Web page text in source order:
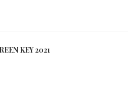
KEY 2021